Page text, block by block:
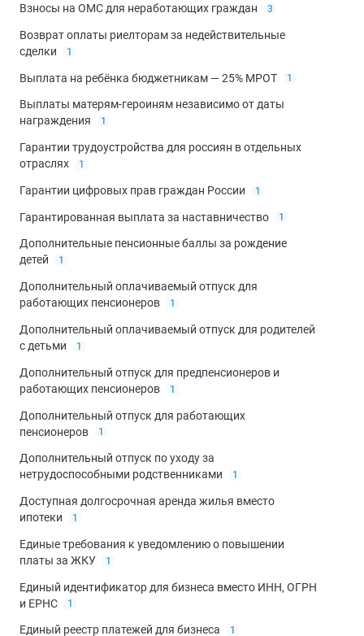
Взносы на ОМС для неработающих граждан 3
Возврат оплаты риелторам за недействительные
сделки
1
Выплата на ребёнка бюджетникам — 25% МРОТ 1
Выплаты матерям-героиням независимо от даты
награждения
1
Гарантии трудоустройства для россиян в отдельных
отраслях
1
Гарантии цифровых прав граждан России 1
Гарантированная выплата за наставничество 1
Дополнительные пенсионные баллы за рождение
детей
1
Дополнительный оплачиваемый отпуск для
работающих пенсионеров
1
Дополнительный оплачиваемый отпуск для родителей
с детьми
1
Дополнительный отпуск для предпенсионеров и
работающих пенсионеров
1
Дополнительный отпуск для работающих
пенсионеров
1
Дополнительный отпуск по уходу за
нетрудоспособными родственниками
1
Доступная долгосрочная аренда жилья вместо
ипотеки
1
Единые требования к уведомлению о повышении
платы за ЖКУ
1
Единый идентификатор для бизнеса вместо ИНН, ОГРН
и ЕРНС
1
Единый реестр платежей для бизнеса 1